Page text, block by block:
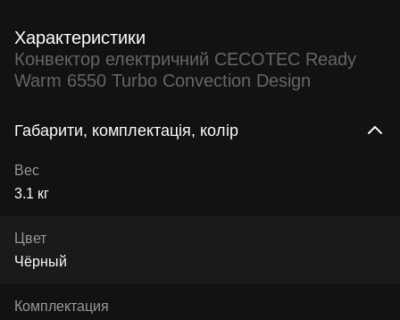
Характеристики
Конвектор електричний CECOTEC Ready
Warm 6550 Turbo Convection Design
Габарити, комплектація, колір
Вес
3.1 кг
Цвет
Чёрный
Комплектация